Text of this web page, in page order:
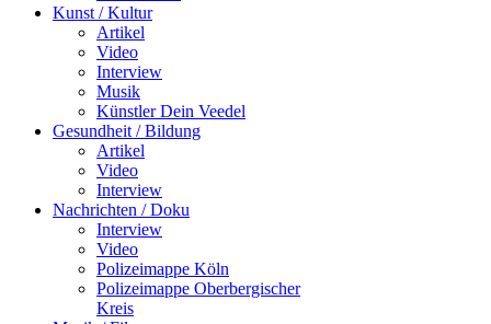
Kunst / Kultur
Artikel
Video
Interview
Musik
Künstler Dein Veedel
Gesundheit / Bildung
Artikel
Video
Interview
Nachrichten / Doku
Interview
Video
Polizeimappe Köln
Polizeimappe Oberbergischer
Kreis